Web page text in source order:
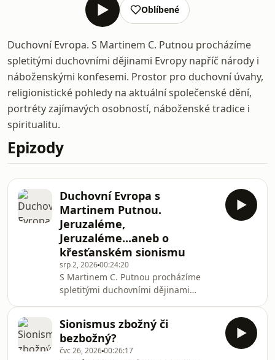
Oblíbené
Duchovní Evropa. S Martinem C. Putnou procházíme
spletitými duchovními dějinami Evropy napříč národy i
náboženskými konfesemi. Prostor pro duchovní úvahy,
religionistické pohledy na aktuální společenské dění,
portréty zajímavých osobností, náboženské tradice i
spiritualitu.
Epizody
Duchovní Evropa s
Martinem Putnou.
Jeruzaléme,
Jeruzaléme...aneb o
křesťanském sionismu
srp 2, 202600:24:20
S Martinem C. Putnou procházíme
spletitými duchovními dějinami
Spirituála můžete pohodlně
poslouchat v mobilní aplikaci
mujRozhlas pro Android a iOS nebo
Sionismus zbožný či
bezbožný?
čvc 26, 202600:26:17